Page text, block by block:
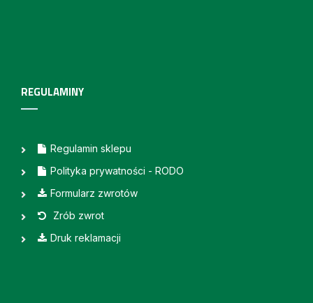
REGULAMINY
Regulamin sklepu
Polityka prywatności - RODO
Formularz zwrotów
Zrób zwrot
Druk reklamacji